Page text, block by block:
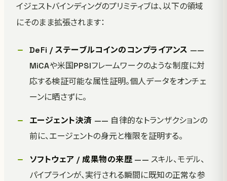
イジェストバインディングのプリミティブは、以下の領域
にそのまま拡張されます：
DeFi / ステーブルコインのコンプライアンス ——
MiCAや米国PPSIフレームワークのような制度に対
応する検証可能な属性証明。個人データをオンチェ
ーンに晒さずに。
エージェント決済 —— 自律的なトランザクションの
前に、エージェントの身元と権限を証明する。
ソフトウェア / 成果物の来歴 —— スキル、モデル、
パイプラインが、実行される瞬間に既知の正常な参